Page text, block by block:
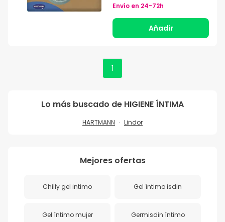
Envío en 24-72h
Añadir
1
Lo más buscado de HIGIENE ÍNTIMA
HARTMANN Lindor
Mejores ofertas
Chilly gel intimo Gel íntimo isdin
Gel íntimo mujer Germisdin íntimo